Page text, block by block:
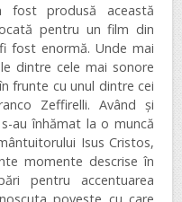
fost produsă această
pentru un film din
fost enormă. Unde mai
dintre cele mai sonore
frunte cu unul dintre cei
Zeffirelli. Având și
au înhămat la o muncă
Isus Cristos,
momente descrise în
pentru accentuarea